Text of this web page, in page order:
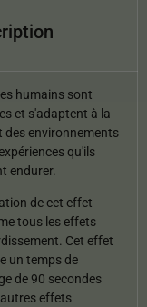
humains sont
et s'adaptent à la
des environnements
qu'ils
endurer.
de cet effet
tous les effets
Cet effet
un temps de
de 90 secondes
effets